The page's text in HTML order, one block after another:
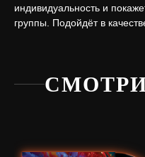
индивидуальность и
группы. Подойдёт в